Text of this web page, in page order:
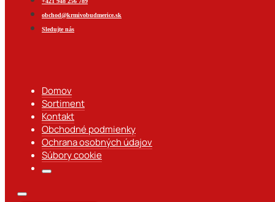
obchod@krmivobudmerice.sk
Sledujte nás
Domov
Sortiment
Kontakt
Obchodné podmienky
Ochrana osobných údajov
Súbory cookie